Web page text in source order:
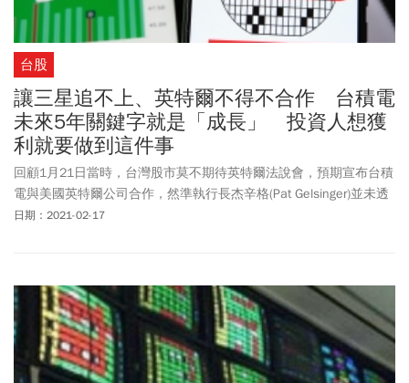
台股
讓三星追不上、英特爾不得不合作 台積電
未來5年關鍵字就是「成長」 投資人想獲
利就要做到這件事
回顧1月21日當時，台灣股市莫不期待英特爾法說會，預期宣布台積
電與美國英特爾公司合作，然準執行長杰辛格(Pat Gelsinger)並未透
露，市場隨即解讀為誤會一場，台積電股價重挫。是誤會？還是另
日期：2021-02-17